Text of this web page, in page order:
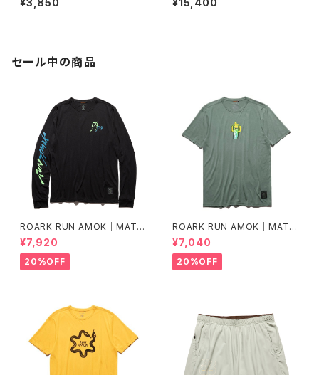
e）
¥3,850 ¥15,400
セール中の商品
ROARK RUN AMOK｜MATHI
S LS col.BLACK FJORD
¥7,920
20%OFF
ROARK RUN AMOK｜MATHI
S CORE SS col.FOREST
¥7,040
20%OFF